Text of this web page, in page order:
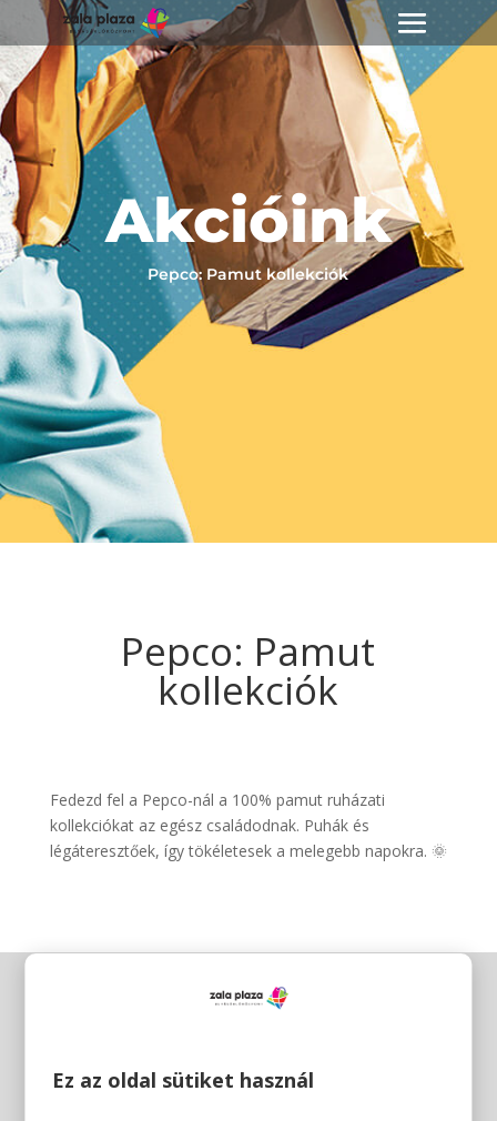
Akcióink
Pepco: Pamut kollekciók
Pepco: Pamut
kollekciók
Fedezd fel a Pepco-nál a 100% pamut ruházati
kollekciókat az egész családodnak. Puhák és
légáteresztőek, így tökéletesek a melegebb napokra. 🌞
Ez az oldal sütiket használ